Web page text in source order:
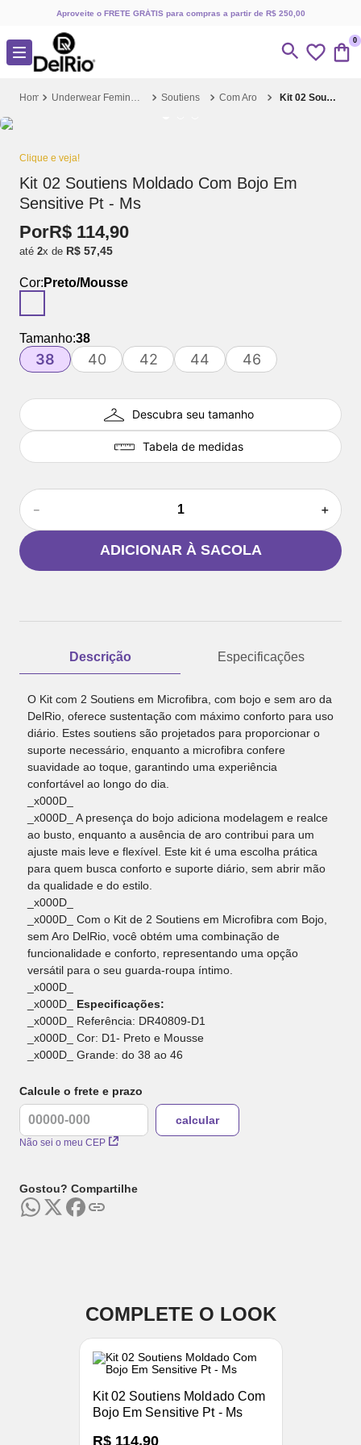
Aproveite o FRETE GRÁTIS para compras a partir de R$ 250,00
0
Underwear Feminino Soutiens Com Aro Kit 02 Soutiens Moldado Com Bojo Em Sensitive Pt - Ms
Clique e veja!
Kit 02 Soutiens Moldado Com Bojo Em
Sensitive Pt - Ms
PorR$ 114,90
até 2x de R$ 57,45
Cor: Preto/Mousse
Tamanho:38
38 40 42 44 46
Descubra seu tamanho
Tabela de medidas
＋
－
ADICIONAR À SACOLA
Descrição Especificações
O Kit com 2 Soutiens em Microfibra, com bojo e sem aro da
DelRio, oferece sustentação com máximo conforto para uso
diário. Estes soutiens são projetados para proporcionar o
suporte necessário, enquanto a microfibra confere
suavidade ao toque, garantindo uma experiência
confortável ao longo do dia.
_x000D_
_x000D_ A presença do bojo adiciona modelagem e realce
ao busto, enquanto a ausência de aro contribui para um
ajuste mais leve e flexível. Este kit é uma escolha prática
para quem busca conforto e suporte diário, sem abrir mão
da qualidade e do estilo.
_x000D_
_x000D_ Com o Kit de 2 Soutiens em Microfibra com Bojo,
sem Aro DelRio, você obtém uma combinação de
funcionalidade e conforto, representando uma opção
versátil para o seu guarda-roupa íntimo.
_x000D_
_x000D_ Especificações:
_x000D_ Referência: DR40809-D1
_x000D_ Cor: D1- Preto e Mousse
_x000D_ Grande: do 38 ao 46
Calcule o frete e prazo
Não sei o meu CEP
Gostou? Compartilhe
COMPLETE O LOOK
Kit 02 Soutiens Moldado Com
Bojo Em Sensitive Pt - Ms
R$ 114,90